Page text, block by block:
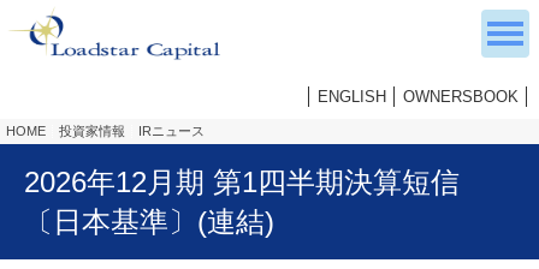
ENGLISH OWNERSBOOK
HOME 投資家情報 IRニュース
2026年12月期 第1四半期決算短信
〔日本基準〕(連結)